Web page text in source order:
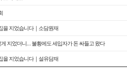
을 지었습니다｜소담원재
지었더니… 불황에도 세입자가 돈 싸들고 왔다
을 지었습니다｜설유담재